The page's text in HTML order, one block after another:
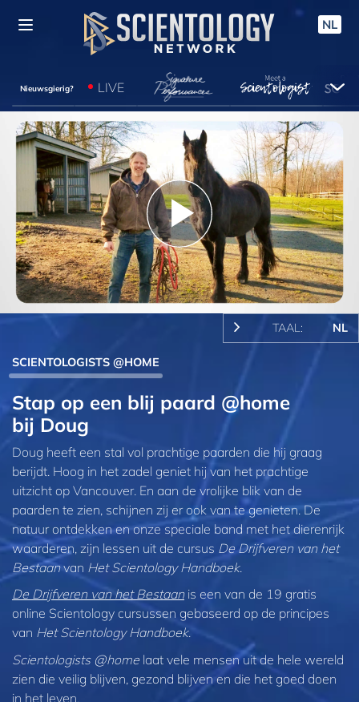
NL
Nieuwsgierig? LIVE
Play
Video
TAAL: NL
SCIENTOLOGISTS @HOME
Stap op een blij paard @home
bij Doug
Doug heeft een stal vol prachtige paarden die hij graag
berijdt. Hoog in het zadel geniet hij van het prachtige
uitzicht op Vancouver. En aan de vrolijke blik van de
paarden te zien, schijnen zij er ook van te genieten. De
natuur ontdekken en onze speciale band met het dierenrijk
waarderen, zijn lessen uit de cursus De Drijfveren van het
Bestaanvan Het Scientology Handboek.
De Drijfveren van het Bestaanis een van de 19 gratis
online Scientology cursussen gebaseerd op de principes
van Het Scientology Handboek.
Scientologists @home laat vele mensen uit de hele wereld
zien die veilig blijven, gezond blijven en die het goed doen
in het leven.